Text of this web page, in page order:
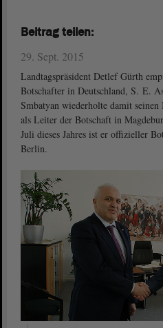
29. Sept. 2015
Landtagspräsident Detlef Gürth
Botschafter in Deutschland, S. E.
Smbatyan wiederholte damit
als Leiter der Botschaft in
Juli dieses Jahres ist er offizieller
Berlin.
Beitrag teilen: